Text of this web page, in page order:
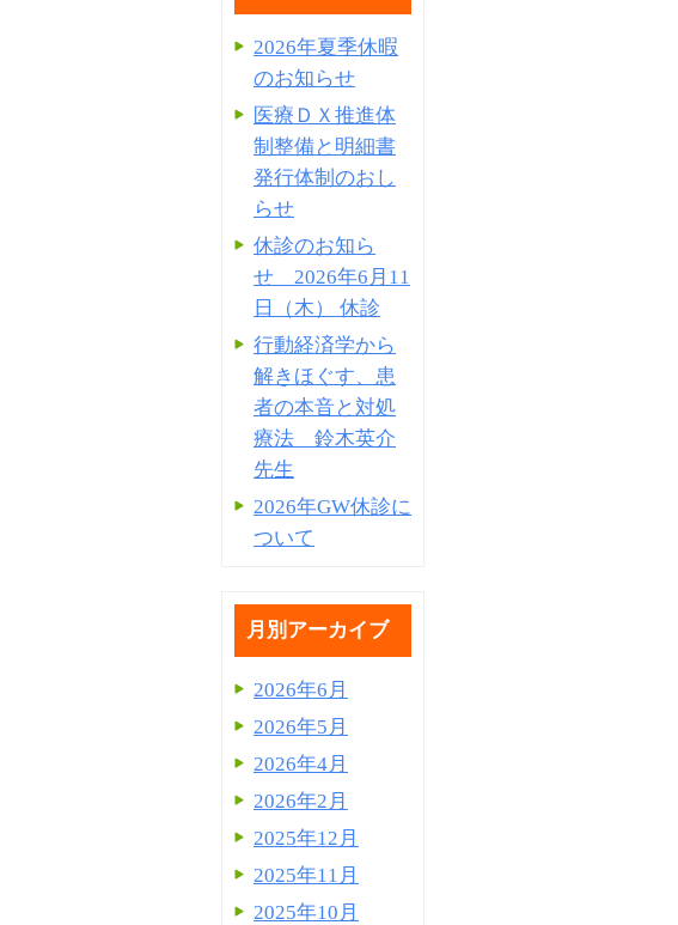
2026年夏季休暇
のお知らせ
医療ＤＸ推進体
制整備と明細書
発⾏体制のおし
らせ
休診のお知ら
せ 2026年6月11
日（木） 休診
行動経済学から
解きほぐす、患
者の本音と対処
療法 鈴木英介
先生
2026年GW休診に
ついて
月別アーカイブ
2026年6月
2026年5月
2026年4月
2026年2月
2025年12月
2025年11月
2025年10月